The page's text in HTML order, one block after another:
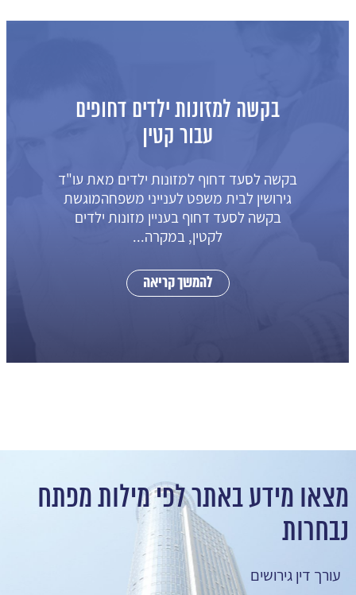
בקשה לקביעת מזונות ילדים
זמניים מופחתים
תביעה למזונות ילדים של עורכת דין גירושין
טלי אויזרוביץ לבית המשפט לענייני
משפחההמבקש והמשיבה נישאו. מנישואי
בני הזוג נולד הקטין,...
להמשך קריאה
מצאו מידע באתר לפי מילות מפתח
נבחרות
עורך דין גירושים